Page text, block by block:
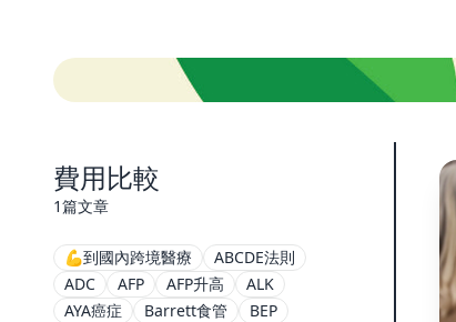
費用比較
1篇文章
💪到國內跨境醫療
ABCDE法則
ADC
AFP AFP升高
ALK
AYA癌症
Barrett食管
BEP